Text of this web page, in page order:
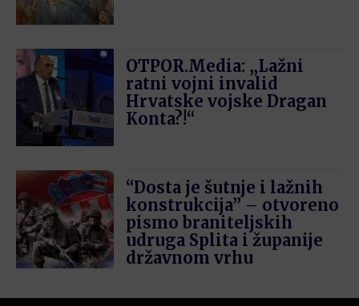
OTPOR.Media: „Lažni
ratni vojni invalid
Hrvatske vojske Dragan
Konta?!“
“Dosta je šutnje i lažnih
konstrukcija” – otvoreno
pismo braniteljskih
udruga Splita i županije
državnom vrhu